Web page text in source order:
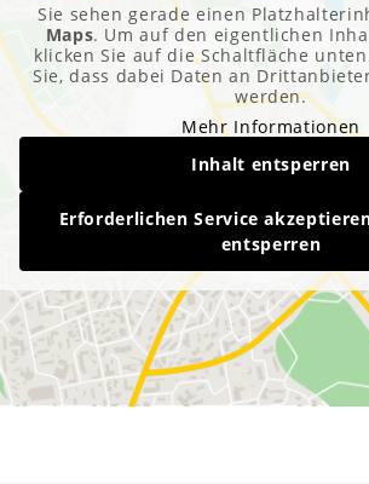
Sie sehen gerade einen
Maps. Um auf den eigentlichen
klicken Sie auf die Schaltfläche
Sie, dass dabei Daten an
werden.
Mehr Informationen
Inhalt entsperren
Erforderlichen Service
entsperren